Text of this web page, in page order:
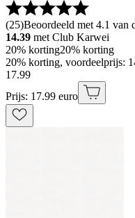
(25)Beoordeeld met 4.1 van
14.39 met Club Karwei
20% korting20% korting
20% korting, voordeelprijs:
17.99
Prijs: 17.99 euro